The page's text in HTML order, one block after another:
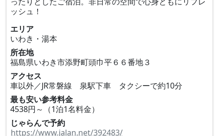
ッシュ！
エリア
いわき・湯本
所在地
福島県いわき市添野町頭巾平６６番地３
アクセス
車以外／JR常磐線 泉駅下車 タクシーで約10分
最も安い参考料金
4538円～（1泊1名料金）
じゃらんで予約
https://www.jalan.net/392483/